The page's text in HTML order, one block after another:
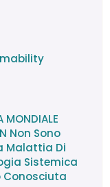
MONDIALE
Non Sono
Malattia Di
Sistemica
Conosciuta